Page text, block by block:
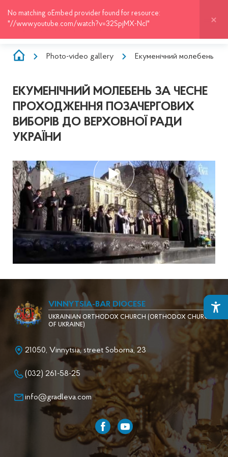
VINNYTSIA-BAR DIOCESE
UKRAINIAN ORTHODOX CHURCH
BREADCRUMB
Photo-video gallery Екуменічний молебень за
ЕКУМЕНІЧНИЙ МОЛЕБЕНЬ ЗА ЧЕСНЕ
ПРОХОДЖЕННЯ ПОЗАЧЕРГОВИХ
ВИБОРІВ ДО ВЕРХОВНОЇ РАДИ
УКРАЇНИ
VINNYTSIA-BAR DIOCESE
UKRAINIAN ORTHODOX CHURCH (ORTHODOX CHURCH
OF UKRAINE)
21050, Vinnytsia, street Soborna, 23
(032) 261-58-25
info@gradleva.com
No matching oEmbed provider found for resource:
"//www.youtube.com/watch?v=32SpjMX-NcI"